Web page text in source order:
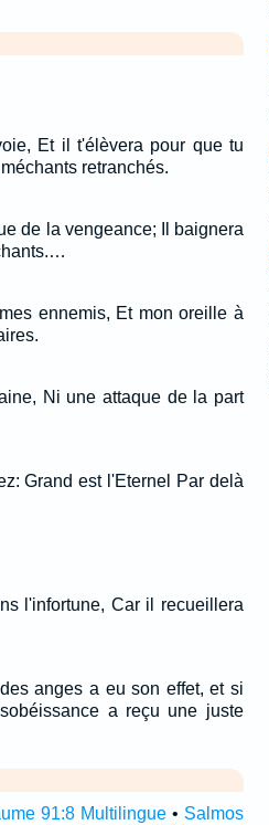
Et il t'élèvera pour que tu
retranchés.
de la vengeance; Il baignera
ennemis, Et mon oreille à
Ni une attaque de la part
Grand est l'Eternel Par delà
l'infortune, Car il recueillera
anges a eu son effet, et si
a reçu une juste
91:8 Multilingue • Salmos